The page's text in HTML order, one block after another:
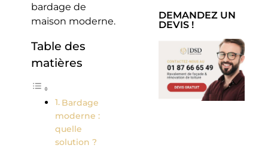
bardage de
maison moderne.
Table des
matières
Bardage
moderne :
quelle
solution ?
DEMANDEZ UN
DEVIS !